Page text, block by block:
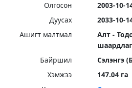
Олгосон
2003-10-
Дуусах
2033-10-
Ашигт малтмал
Алт -
Байршил
Сэлэнгэ
Хэмжээ
147.04 га